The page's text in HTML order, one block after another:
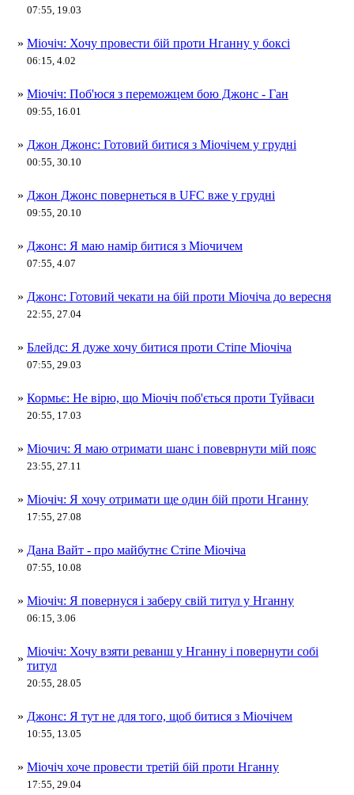
07:55, 19.03
» Міочіч: Хочу провести бій проти Нганну у боксі
06:15, 4.02
» Міочіч: Поб'юся з переможцем бою Джонс - Ган
09:55, 16.01
» Джон Джонс: Готовий битися з Міочічем у грудні
00:55, 30.10
» Джон Джонс повернеться в UFC вже у грудні
09:55, 20.10
» Джонс: Я маю намір битися з Міочичем
07:55, 4.07
» Джонс: Готовий чекати на бій проти Міочіча до вересня
22:55, 27.04
» Блейдс: Я дуже хочу битися проти Стіпе Міочіча
07:55, 29.03
» Кормьє: Не вірю, що Міочіч поб'ється проти Туйваси
20:55, 17.03
» Міочич: Я маю отримати шанс і повеврнути мій пояс
23:55, 27.11
» Міочіч: Я хочу отримати ще один бій проти Нганну
17:55, 27.08
» Дана Вайт - про майбутнє Стіпе Міочіча
07:55, 10.08
» Міочіч: Я повернуся і заберу свій титул у Нганну
06:15, 3.06
»
Міочіч: Хочу взяти реванш у Нганну і повернути собі
титул
20:55, 28.05
» Джонс: Я тут не для того, щоб битися з Міочічем
10:55, 13.05
» Міочіч хоче провести третій бій проти Нганну
17:55, 29.04